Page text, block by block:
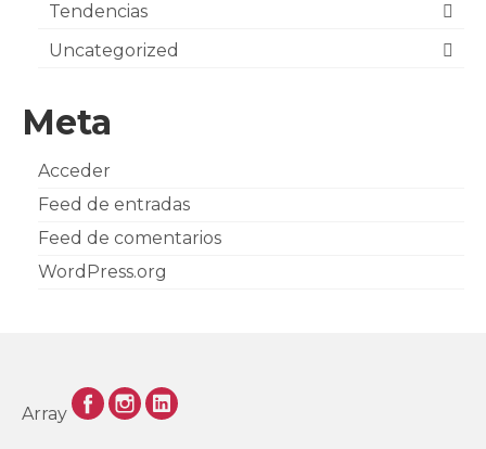
Tendencias
Uncategorized
Meta
Acceder
Feed de entradas
Feed de comentarios
WordPress.org
Array